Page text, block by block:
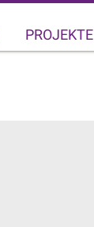
PROJEKTE